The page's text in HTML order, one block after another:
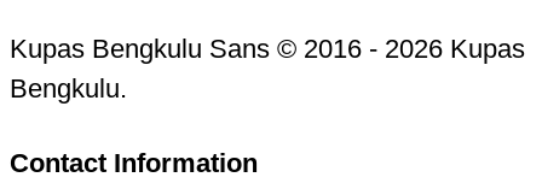
Kupas Bengkulu Sans © 2016 - 2026 Kupas
Bengkulu.
Contact Information